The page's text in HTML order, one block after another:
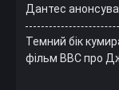
Дантес
Темний бік
фільм ВВС про